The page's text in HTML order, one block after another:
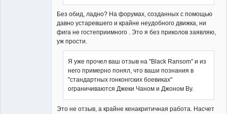
Без обид, ладно? На форумах, созданных с помощью
давно устаревшего и крайне неудобного движка, ни
фига не гостеприимного . Это я без приколов заявляю,
уж прости.
Я уже прочел ваш отзыв на "Black Ransom" и из
него примерно понял, что ваши познания в
"стандартных гонконгских боевиках"
ограничиваются Джеки Чаном и Джоном Ву.
Это не отзыв, а крайне кенакритичная работа. Насчет